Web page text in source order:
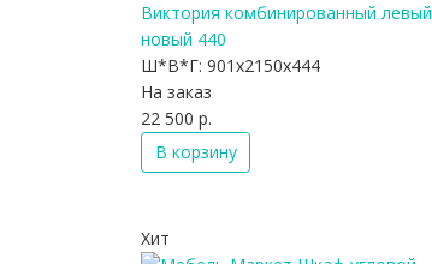
Виктория комбинированный левый
новый 440
Ш*В*Г: 901x2150x444
На заказ
22 500 р.
В корзину
Хит